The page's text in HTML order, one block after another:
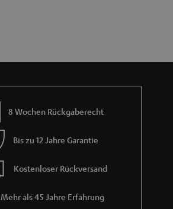
8 Wochen Rückgaberecht
Bis zu 12 Jahre Garantie
Kostenloser Rückversand
Mehr als 45 Jahre Erfahrung